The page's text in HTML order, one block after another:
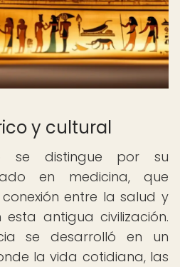
y cultural
se distingue por su
en medicina, que
entre la salud y
antigua civilización.
se desarrolló en un
la vida cotidiana, las